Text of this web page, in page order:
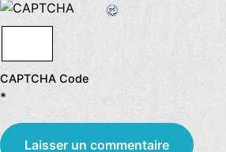
CAPTCHA Code
*